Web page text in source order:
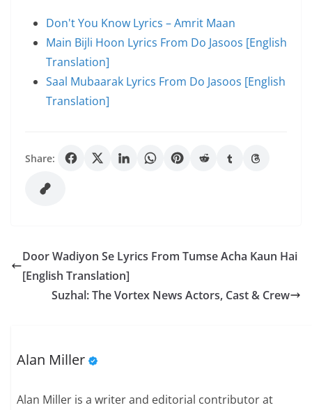
Don't You Know Lyrics – Amrit Maan
Main Bijli Hoon Lyrics From Do Jasoos [English
Translation]
Saal Mubaarak Lyrics From Do Jasoos [English
Translation]
Share:
Door Wadiyon Se Lyrics From Tumse Acha Kaun Hai
[English Translation]
Suzhal: The Vortex News Actors, Cast & Crew
Alan Miller
Alan Miller is a writer and editorial contributor at